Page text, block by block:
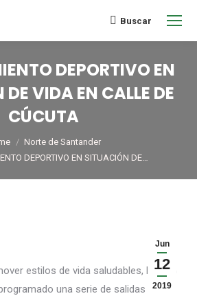
Buscar
DEPORTIVO EN
VIDA EN CALLE DE
CÚCUTA
Norte de Santander
DEPORTIVO EN SITUACIÓN DE…
Jun
12
2019
estilos de vida saludables, la ONG
una serie de salidas